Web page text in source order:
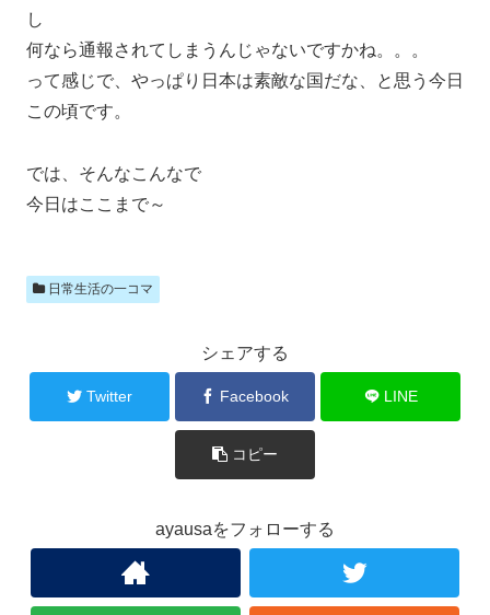
し
何なら通報されてしまうんじゃないですかね。。。
って感じで、やっぱり日本は素敵な国だな、と思う今日
この頃です。
では、そんなこんなで
今日はここまで～
日常生活の一コマ
シェアする
Twitter Facebook LINE
コピー
ayausaをフォローする